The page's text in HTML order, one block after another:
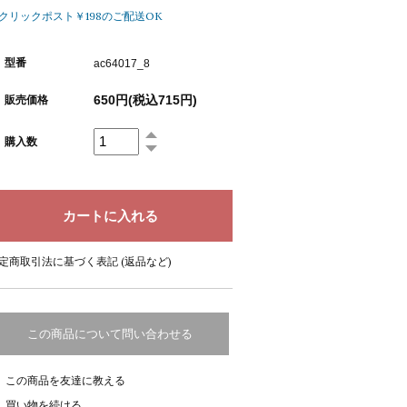
リックポスト￥198のご配送OK
型番 ac64017_8
販売価格 650円(税込715円)
購入数
商取引法に基づく表記 (返品など)
この商品について問い合わせる
この商品を友達に教える